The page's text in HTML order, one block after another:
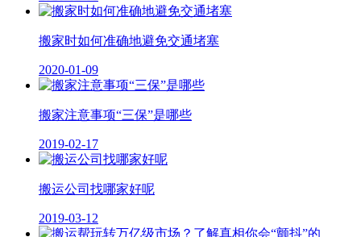
搬家时如何准确地避免交通堵塞
2020-01-09
搬家注意事项“三保”是哪些
2019-02-17
搬运公司找哪家好呢
2019-03-12